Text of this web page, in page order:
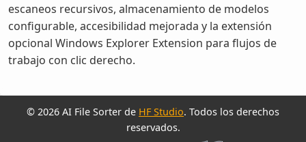
escaneos recursivos, almacenamiento de modelos
configurable, accesibilidad mejorada y la extensión
opcional Windows Explorer Extension para flujos de
trabajo con clic derecho.
© 2026 AI File Sorter de HF Studio. Todos los derechos
reservados.